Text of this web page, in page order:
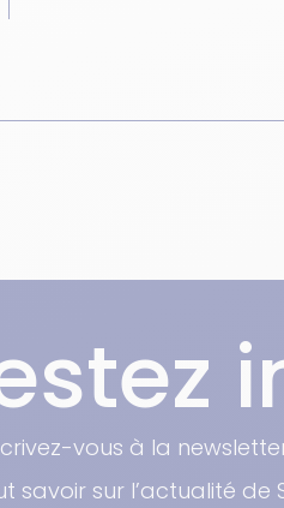
vous à la
savoir sur l’actualité de